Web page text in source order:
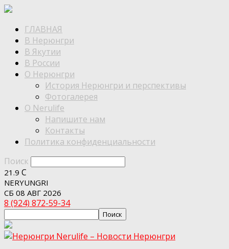
ГЛАВНАЯ
В Нерюнгри
В Якутии
В России
О Нерюнгри
История Нерюнгри и перспективы
Фотогалерея
О Nerulife
Напишите нам
Контакты
Политика конфиденциальности
Поиск
21.9 C
NERYUNGRI
СБ 08 АВГ 2026
8 (924) 872-59-34
Nerulife – Новости Нерюнгри